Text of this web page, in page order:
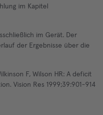
im Kapitel
im Gerät. Der
der Ergebnisse über die
F, Wilson HR: A deficit
Vision Res 1999;39:901-914